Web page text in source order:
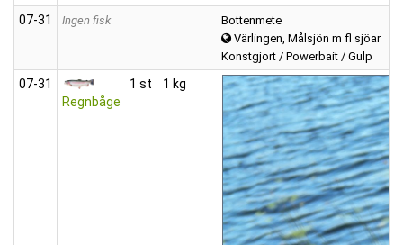
07‑31 Ingen fisk
Bottenmete
Värlingen, Målsjön m fl sjöar
Konstgjort / Powerbait / Gulp
07‑31
Regnbåge
1 st 1 kg